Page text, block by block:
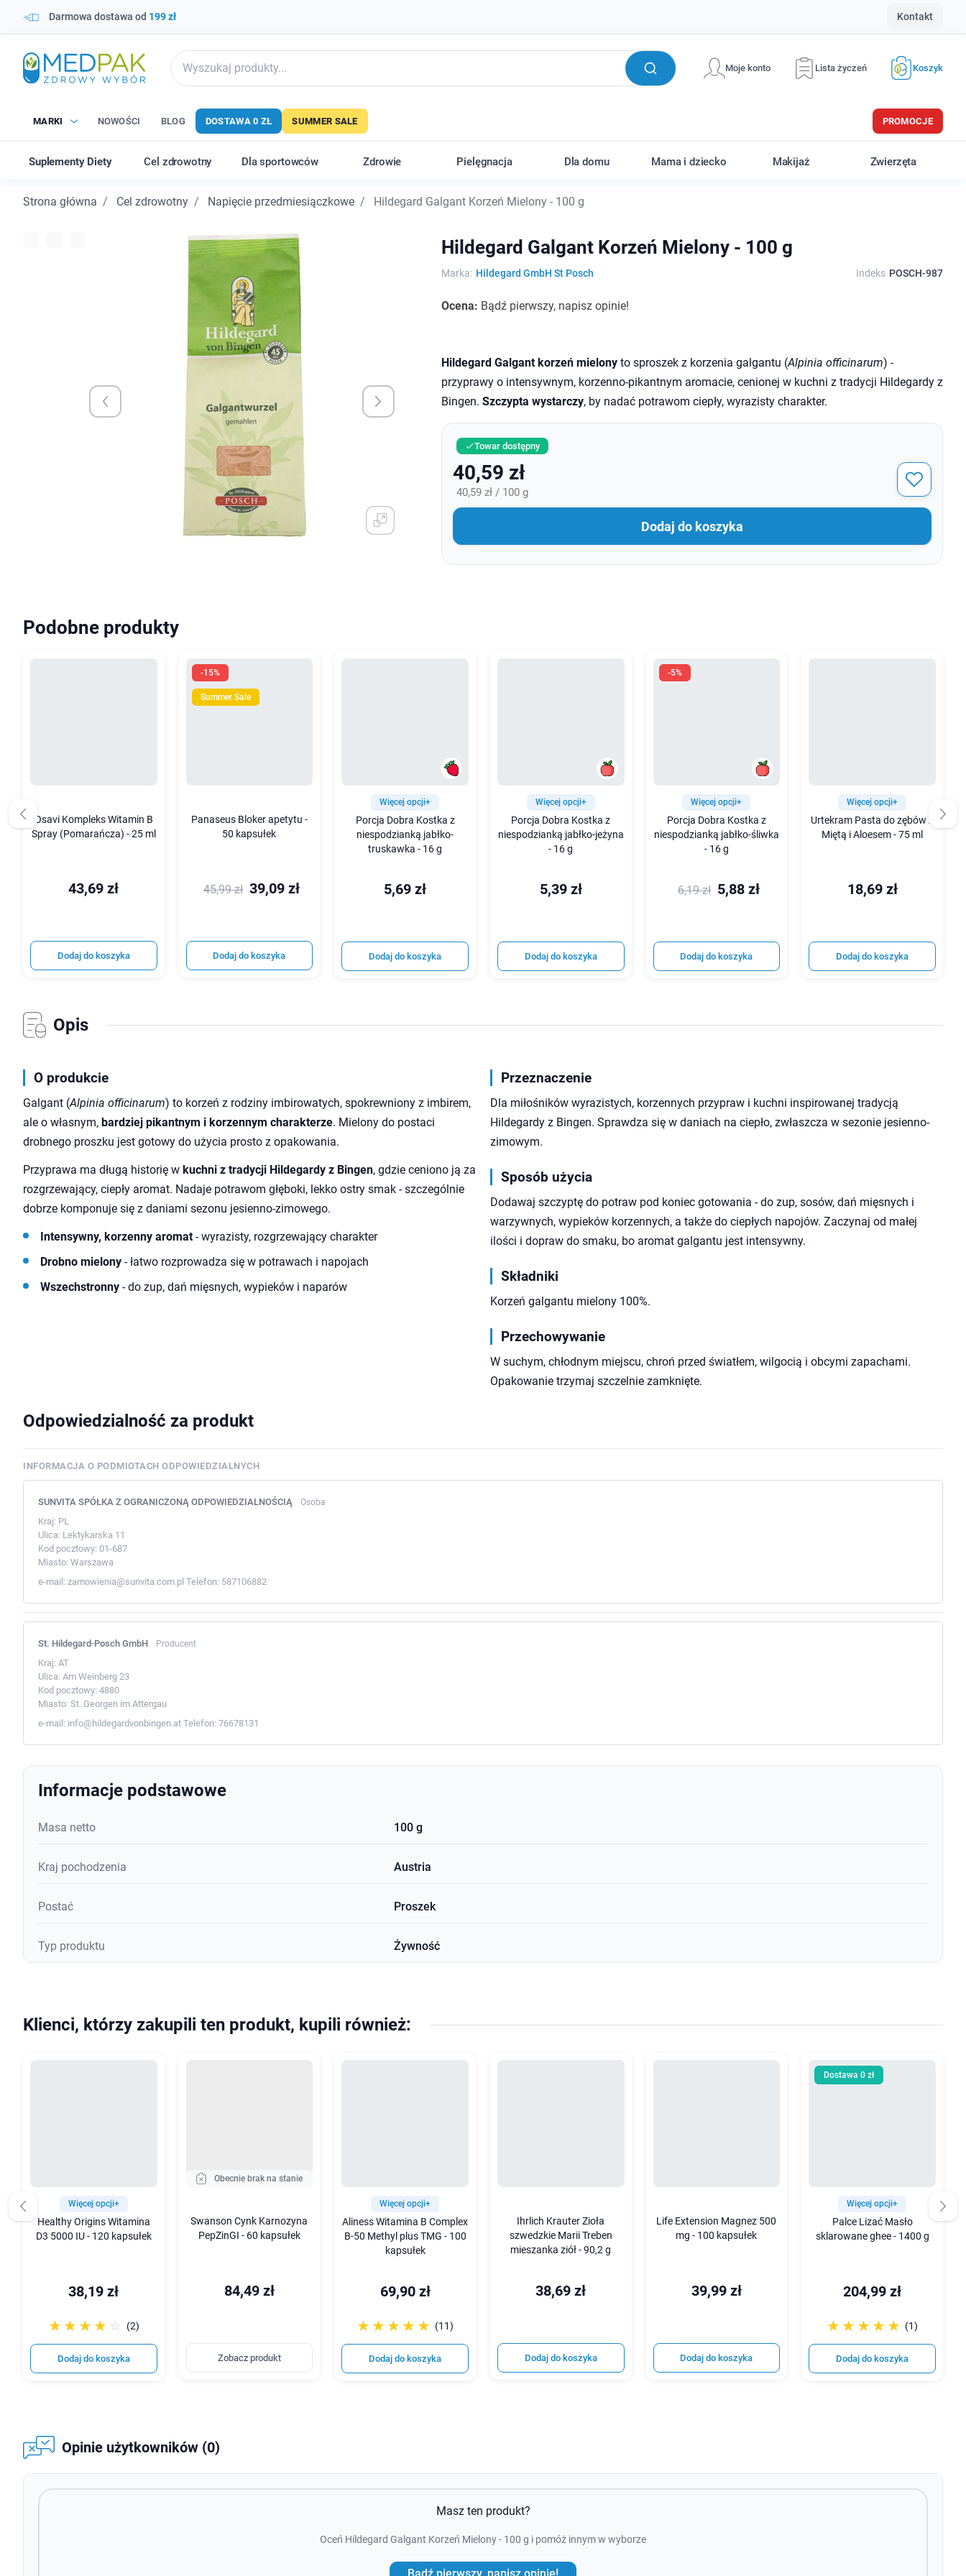
Darmowa dostawa od 199 zł Kontakt
Moje konto Lista życzeń Koszyk
MARKI NOWOŚCI BLOG DOSTAWA 0 ZŁ SUMMER SALE PROMOCJE
Suplementy Diety Cel zdrowotny Dla sportowców Zdrowie Pielęgnacja Dla domu Mama i dziecko Makijaż Zwierzęta
Strona główna Cel zdrowotny Napięcie przedmiesiączkowe Hildegard Galgant Korzeń Mielony - 100 g
Hildegard Galgant Korzeń Mielony - 100 g
Marka: Hildegard GmbH St Posch Indeks POSCH-987
Ocena: Bądź pierwszy, napisz opinie!
Hildegard Galgant korzeń mielonyto sproszek z korzenia galgantu (Alpinia officinarum) -
przyprawy o intensywnym, korzenno-pikantnym aromacie, cenionej w kuchni z tradycji Hildegardy z
Bingen. Szczypta wystarczy, by nadać potrawom ciepły, wyrazisty charakter.
Towar dostępny
40,59 zł
40,59 zł / 100 g
Dodaj do koszyka
Podobne produkty
Osavi Kompleks Witamin B
Spray (Pomarańcza) - 25 ml
43,69 zł
Dodaj do koszyka
-15%
Summer Sale
Panaseus Bloker apetytu -
50 kapsułek
45,99 zł 39,09 zł
Dodaj do koszyka
Więcej opcji+
Porcja Dobra Kostka z
niespodzianką jabłko-
truskawka - 16 g
5,69 zł
Dodaj do koszyka
Więcej opcji+
Porcja Dobra Kostka z
niespodzianką jabłko-jeżyna
- 16 g
5,39 zł
Dodaj do koszyka
-5%
Więcej opcji+
Porcja Dobra Kostka z
niespodzianką jabłko-śliwka
- 16 g
6,19 zł 5,88 zł
Dodaj do koszyka
Więcej opcji+
Urtekram Pasta do zębów z
Miętą i Aloesem - 75 ml
18,69 zł
Dodaj do koszyka
Opis
O produkcie
Galgant (Alpinia officinarum) to korzeń z rodziny imbirowatych, spokrewniony z imbirem,
ale o własnym, bardziej pikantnym i korzennym charakterze. Mielony do postaci
drobnego proszku jest gotowy do użycia prosto z opakowania.
Przyprawa ma długą historię w kuchni z tradycji Hildegardy z Bingen, gdzie ceniono ją za
rozgrzewający, ciepły aromat. Nadaje potrawom głęboki, lekko ostry smak - szczególnie
dobrze komponuje się z daniami sezonu jesienno-zimowego.
Intensywny, korzenny aromat- wyrazisty, rozgrzewający charakter
Drobno mielony - łatwo rozprowadza się w potrawach i napojach
Wszechstronny - do zup, dań mięsnych, wypieków i naparów
Przeznaczenie
Dla miłośników wyrazistych, korzennych przypraw i kuchni inspirowanej tradycją
Hildegardy z Bingen. Sprawdza się w daniach na ciepło, zwłaszcza w sezonie jesienno-
zimowym.
Sposób użycia
Dodawaj szczyptę do potraw pod koniec gotowania - do zup, sosów, dań mięsnych i
warzywnych, wypieków korzennych, a także do ciepłych napojów. Zaczynaj od małej
ilości i dopraw do smaku, bo aromat galgantu jest intensywny.
Składniki
Korzeń galgantu mielony 100%.
Przechowywanie
W suchym, chłodnym miejscu, chroń przed światłem, wilgocią i obcymi zapachami.
Opakowanie trzymaj szczelnie zamknięte.
Odpowiedzialność za produkt
INFORMACJA O PODMIOTACH ODPOWIEDZIALNYCH
SUNVITA SPÓŁKA Z OGRANICZONĄ ODPOWIEDZIALNOŚCIĄ Osoba
Kraj: PL
Ulica: Lektykarska 11
Kod pocztowy: 01-687
Miasto: Warszawa
e-mail: zamowienia@sunvita.com.pl Telefon: 587106882
St. Hildegard-Posch GmbH Producent
Kraj: AT
Ulica: Am Weinberg 23
Kod pocztowy: 4880
Miasto: St. Georgen im Attergau
e-mail: info@hildegardvonbingen.at Telefon: 76678131
Informacje podstawowe
Masa netto 100 g
Kraj pochodzenia Austria
Postać Proszek
Typ produktu Żywność
Klienci, którzy zakupili ten produkt, kupili również:
Więcej opcji+
Healthy Origins Witamina
D3 5000 IU - 120 kapsułek
38,19 zł
☆☆☆☆☆
★★★★★ (2)
Dodaj do koszyka
Obecnie brak na stanie
Swanson Cynk Karnozyna
PepZinGI - 60 kapsułek
84,49 zł
Zobacz produkt
Więcej opcji+
Aliness Witamina B Complex
B-50 Methyl plus TMG - 100
kapsułek
69,90 zł
☆☆☆☆☆
★★★★★ (11)
Dodaj do koszyka
Ihrlich Krauter Zioła
szwedzkie Marii Treben
mieszanka ziół - 90,2 g
38,69 zł
Dodaj do koszyka
Life Extension Magnez 500
mg - 100 kapsułek
39,99 zł
Dodaj do koszyka
Dostawa 0 zł
Więcej opcji+
Palce Lizać Masło
sklarowane ghee - 1400 g
204,99 zł
☆☆☆☆☆
★★★★★ (1)
Dodaj do koszyka
Opinie użytkowników (0)
Masz ten produkt?
Oceń Hildegard Galgant Korzeń Mielony - 100 g i pomóż innym w wyborze